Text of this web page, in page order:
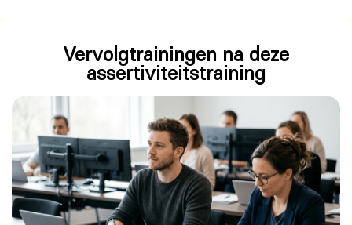
Vervolgtrainingen na deze
assertiviteitstraining